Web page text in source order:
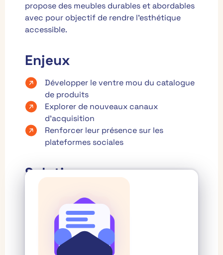
propose des meubles durables et abordables
avec pour objectif de rendre l’esthétique
accessible.
Enjeux
Développer le ventre mou du catalogue
de produits
Explorer de nouveaux canaux
d’acquisition
Renforcer leur présence sur les
plateformes sociales
Solution